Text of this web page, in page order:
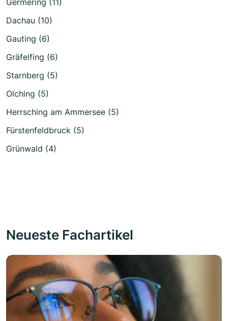
Germering (11)
Dachau (10)
Gauting (6)
Gräfelfing (6)
Starnberg (5)
Olching (5)
Herrsching am Ammersee (5)
Fürstenfeldbruck (5)
Grünwald (4)
Neueste Fachartikel